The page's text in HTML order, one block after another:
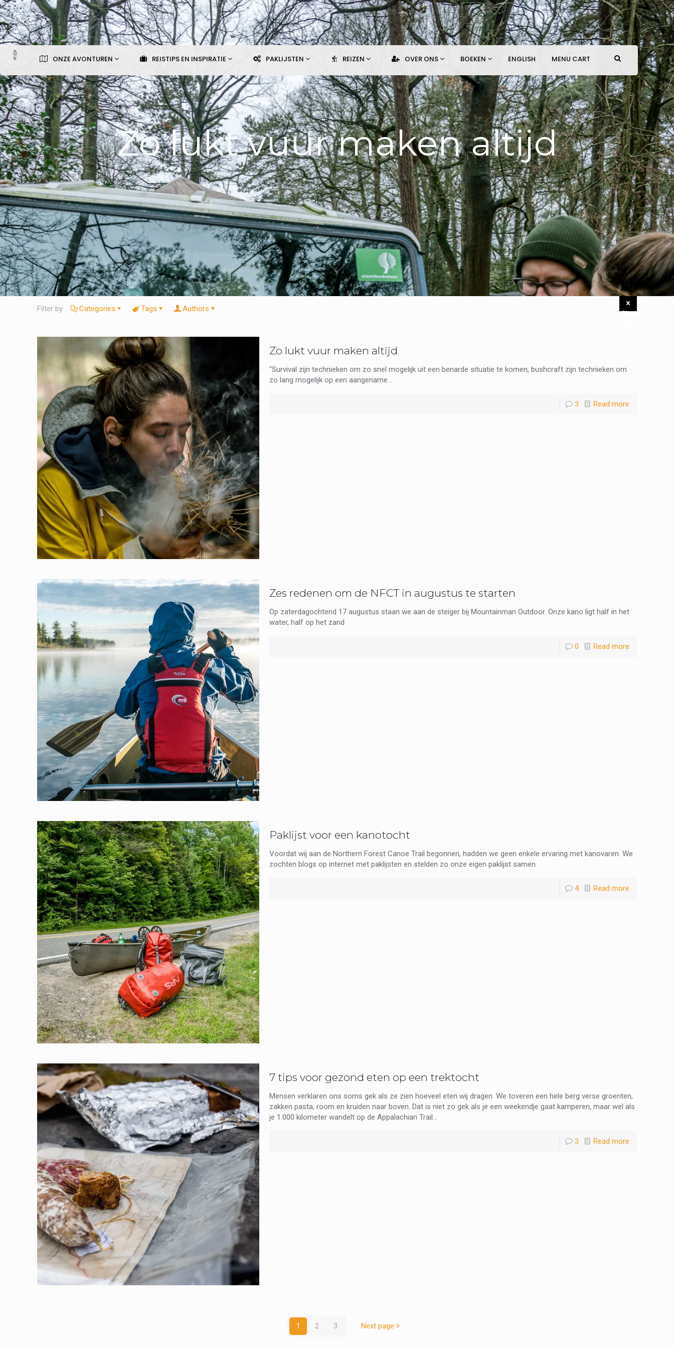
ONZE AVONTUREN REISTIPS EN INSPIRATIE PAKLIJSTEN REIZEN OVER ONS BOEKEN ENGLISH MENU CART
Zo lukt vuur maken altijd
Filter by Categories Tags Authors
Show
Zo lukt vuur maken altijd
“Survival zijn technieken om zo snel mogelijk uit een benarde situatie te komen, bushcraft zijn technieken om
zo lang mogelijk op een aangename...
3 Read more
Zes redenen om de NFCT in augustus te starten
Op zaterdagochtend 17 augustus staan we aan de steiger bij Mountainman Outdoor. Onze kano ligt half in het
water, half op het zand
0 Read more
Paklijst voor een kanotocht
Voordat wij aan de Northern Forest Canoe Trail begonnen, hadden we geen enkele ervaring met kanovaren. We
zochten blogs op internet met paklijsten en stelden zo onze eigen paklijst samen.
4 Read more
7 tips voor gezond eten op een trektocht
Mensen verklaren ons soms gek als ze zien hoeveel eten wij dragen. We toveren een hele berg verse groenten,
zakken pasta, room en kruiden naar boven. Dat is niet zo gek als je een weekendje gaat kamperen, maar wel als
je 1.000 kilometer wandelt op de Appalachian Trail...
3 Read more
1 2 3 Next page